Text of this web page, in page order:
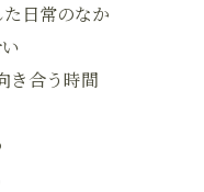
日常のなか
き合う時間